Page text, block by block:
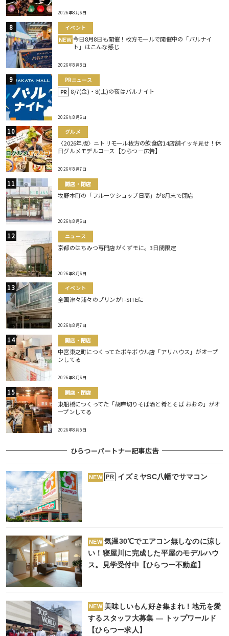
2026年8月6日
イベント
NEW 今日8月8日も開催！枚方モールで開催中の「バルナイ
ト」はこんな感じ
2026年8月8日
PRニュース
PR 8/7(金)・8(土)の夜はバルナイト
2026年8月6日
グルメ
〈2026年版〉ニトリモール枚方の飲食店14店舗イッキ見せ！休
日グルメモデルコース【ひらつー広告】
2026年8月7日
開店・閉店
牧野本町の「フルーツショップ日高」が8月末で閉店
2026年8月6日
ニュース
京都のはちみつ専門店がくずモに。3日間限定
2026年8月6日
イベント
全国津々浦々のプリンがT-SITEに
2026年8月7日
開店・閉店
中宮東之町につくってたポキボウル店「アリハウス」がオープ
ンしてる
2026年8月6日
開店・閉店
東船橋につくってた「胡麻切りそば酒と肴とそば おおの」がオ
ープンしてる
2026年8月5日
ひらつーパートナー記事広告
NEW PR イズミヤSC八幡でサマコン
NEW 気温30℃でエアコン無しなのに涼し
い！寝屋川に完成した平屋のモデルハウ
ス。見学受付中【ひらつー不動産】
NEW 美味しいもん好き集まれ！地元を愛
するスタッフ大募集 ― トップワールド
【ひらつー求人】